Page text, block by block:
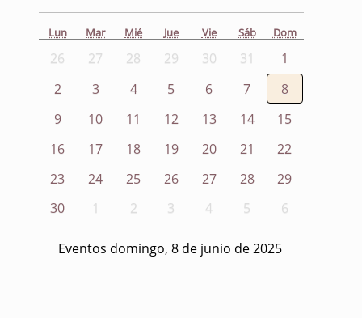
Lun Mar Mié Jue Vie Sáb Dom
26 27 28 29 30 31
1
2
3 4 5 6 7
8
9
10 11 12 13 14
15
16
17 18 19 20 21
22
23
24 25 26 27 28
29
30
1 2 3 4 5 6
Eventos domingo, 8 de junio de 2025